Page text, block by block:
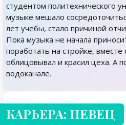
студентом политехнического
музыке мешало
лет учебы, стало причиной
Пока музыка не начала
поработать на стройке,
облицовывал и красил цеха. А
водоканале.
КАРЬЕРА: ПЕВЕЦ